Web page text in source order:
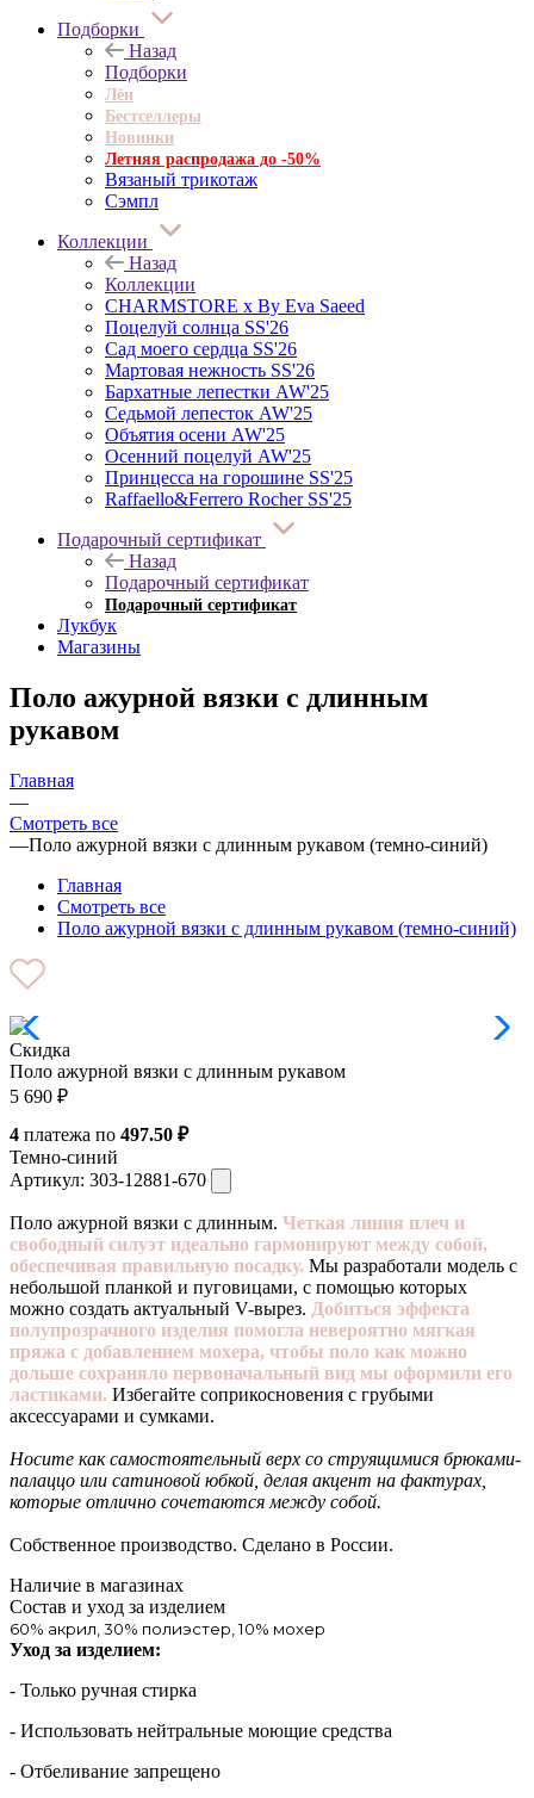
Подборки
Назад
Подборки
Лён
Бестселлеры
Новинки
Летняя распродажа до -50%
Вязаный трикотаж
Сэмпл
Коллекции
Назад
Коллекции
CHARMSTORE х By Eva Saeed
Поцелуй солнца SS'26
Сад моего сердца SS'26
Мартовая нежность SS'26
Бархатные лепестки AW'25
Седьмой лепесток AW'25
Объятия осени AW'25
Осенний поцелуй AW'25
Принцесса на горошине SS'25
Raffaello&Ferrero Rocher SS'25
Подарочный сертификат
Назад
Подарочный сертификат
Подарочный сертификат
Лукбук
Магазины
Поло ажурной вязки с длинным
рукавом
Главная
—
Смотреть все
—Поло ажурной вязки с длинным рукавом (темно-синий)
Главная
Смотреть все
Поло ажурной вязки с длинным рукавом (темно-синий)
Скидка
Поло ажурной вязки с длинным рукавом
5 690 ₽
4 платежа по 497.50 ₽
Темно-синий
Артикул: 303-12881-670
Поло ажурной вязки с длинным. Четкая линия плеч и
свободный силуэт идеально гармонируют между собой,
обеспечивая правильную посадку. Мы разработали модель с
небольшой планкой и пуговицами, с помощью которых
можно создать актуальный V-вырез. Добиться эффекта
полупрозрачного изделия помогла невероятно мягкая
пряжа с добавлением мохера, чтобы поло как можно
дольше сохраняло первоначальный вид мы оформили его
ластиками. Избегайте соприкосновения с грубыми
аксессуарами и сумками.
Носите как самостоятельный верх со струящимися брюками-
палаццо или сатиновой юбкой, делая акцент на фактурах,
которые отлично сочетаются между собой.
Собственное производство. Сделано в России.
Наличие в магазинах
Состав и уход за изделием
60% акрил, 30% полиэстер, 10% мохер
Уход за изделием:
- Только ручная стирка
- Использовать нейтральные моющие средства
- Отбеливание запрещено